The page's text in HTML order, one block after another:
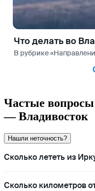
Что делать во
В рубрике
Частые
— Владивосток
Нашли неточность?
Сколько лететь из
Сколько километров